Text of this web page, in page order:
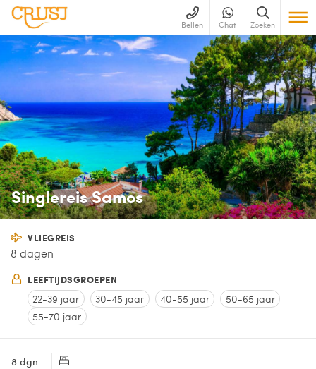
Bellen Chat Zoeken
Singlereis Samos
VLIEGREIS
8 dagen
LEEFTIJDSGROEPEN
22-39 jaar 30-45 jaar 40-55 jaar
50-65 jaar
55-70 jaar
8 dgn.